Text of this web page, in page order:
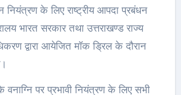
नियंत्रण के लिए राष्ट्रीय आपदा प्रबंधन
भारत सरकार तथा उत्तराखण्ड राज्य
द्वारा आयेजित मॉक ड्रिल के दौरान
पर प्रभावी नियंत्रण के लिए सभी